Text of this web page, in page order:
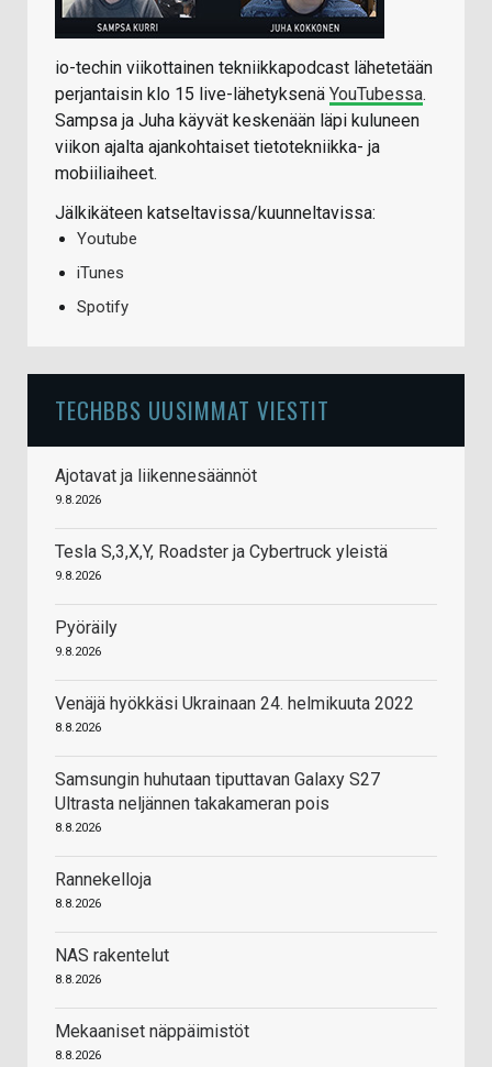
io-techin viikottainen tekniikkapodcast lähetetään
perjantaisin klo 15 live-lähetyksenä YouTubessa.
Sampsa ja Juha käyvät keskenään läpi kuluneen
viikon ajalta ajankohtaiset tietotekniikka- ja
mobiiliaiheet.
Jälkikäteen katseltavissa/kuunneltavissa:
Youtube
iTunes
Spotify
TECHBBS UUSIMMAT VIESTIT
Ajotavat ja liikennesäännöt
9.8.2026
Tesla S,3,X,Y, Roadster ja Cybertruck yleistä
9.8.2026
Pyöräily
9.8.2026
Venäjä hyökkäsi Ukrainaan 24. helmikuuta 2022
8.8.2026
Samsungin huhutaan tiputtavan Galaxy S27
Ultrasta neljännen takakameran pois
8.8.2026
Rannekelloja
8.8.2026
NAS rakentelut
8.8.2026
Mekaaniset näppäimistöt
8.8.2026